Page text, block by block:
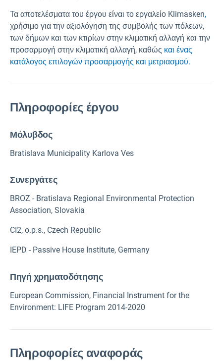
Τα αποτελέσματα του έργου είναι το εργαλείο Klimasken,
χρήσιμο για την αξιολόγηση της συμβολής των πόλεων,
των δήμων και των κτιρίων στην κλιματική αλλαγή και την
προσαρμογή στην κλιματική αλλαγή, καθώς και ένας
κατάλογος επιλογών προσαρμογής και μετριασμού.
Πληροφορίες έργου
Μόλυβδος
Bratislava Municipality Karlova Ves
Συνεργάτες
BROZ - Bratislava Regional Environmental Protection
Association, Slovakia
CI2, o.p.s., Czech Republic
IEPD - Passive House Institute, Germany
Πηγή χρηματοδότησης
European Commission, Financial Instrument for the
Environment: LIFE Program 2014-2020
Πληροφορίες αναφοράς